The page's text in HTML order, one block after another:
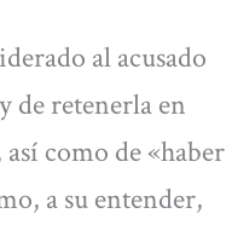
al acusado
y de retenerla en
como de «haber
a su entender,